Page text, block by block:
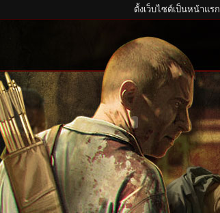
ตั้งเว็บไซต์เป็นหน้าแรก